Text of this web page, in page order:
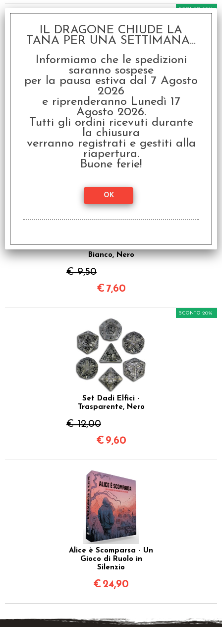
Set Dadi Classici RPG -
Fumo, Bianco
€ 9,50
SCONTO 20%
€7,60
Set Dadi Classici RPG -
Bianco, Nero
€ 9,50
€ 7,60
Set Dadi Elfici -
Trasparente, Nero
€ 12,00
SCONTO 20%
€ 9,60
Alice è Scomparsa - Un
Gioco di Ruolo in
Silenzio
€ 24,90
IL DRAGONE CHIUDE LA
TANA PER UNA SETTIMANA...
Informiamo che le spedizioni
saranno sospese
per la pausa estiva dal 7 Agosto
2026
e riprenderanno Lunedì 17
Agosto 2026.
Tutti gli ordini ricevuti durante
la chiusura
verranno registrati e gestiti alla
riapertura.
Buone ferie!